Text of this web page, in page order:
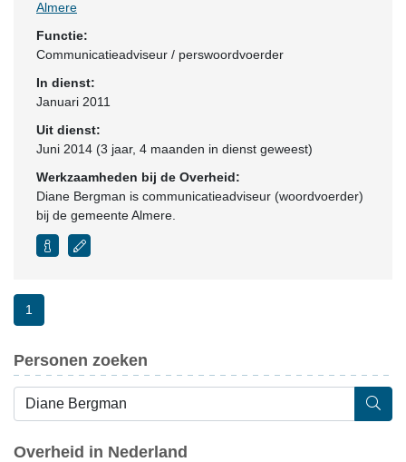
Almere
Functie:
Communicatieadviseur / perswoordvoerder
In dienst:
Januari 2011
Uit dienst:
Juni 2014 (3 jaar, 4 maanden in dienst geweest)
Werkzaamheden bij de Overheid:
Diane Bergman is communicatieadviseur (woordvoerder)
bij de gemeente Almere.
1
Personen zoeken
Overheid in Nederland